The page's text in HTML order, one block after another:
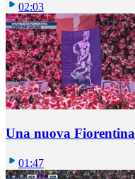
02:03
Una nuova Fiorentina
01:47